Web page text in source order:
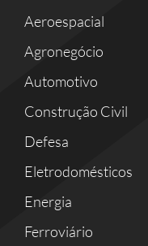
Aeroespacial
Agronegócio
Automotivo
Construção Civil
Defesa
Eletrodomésticos
Energia
Ferroviário